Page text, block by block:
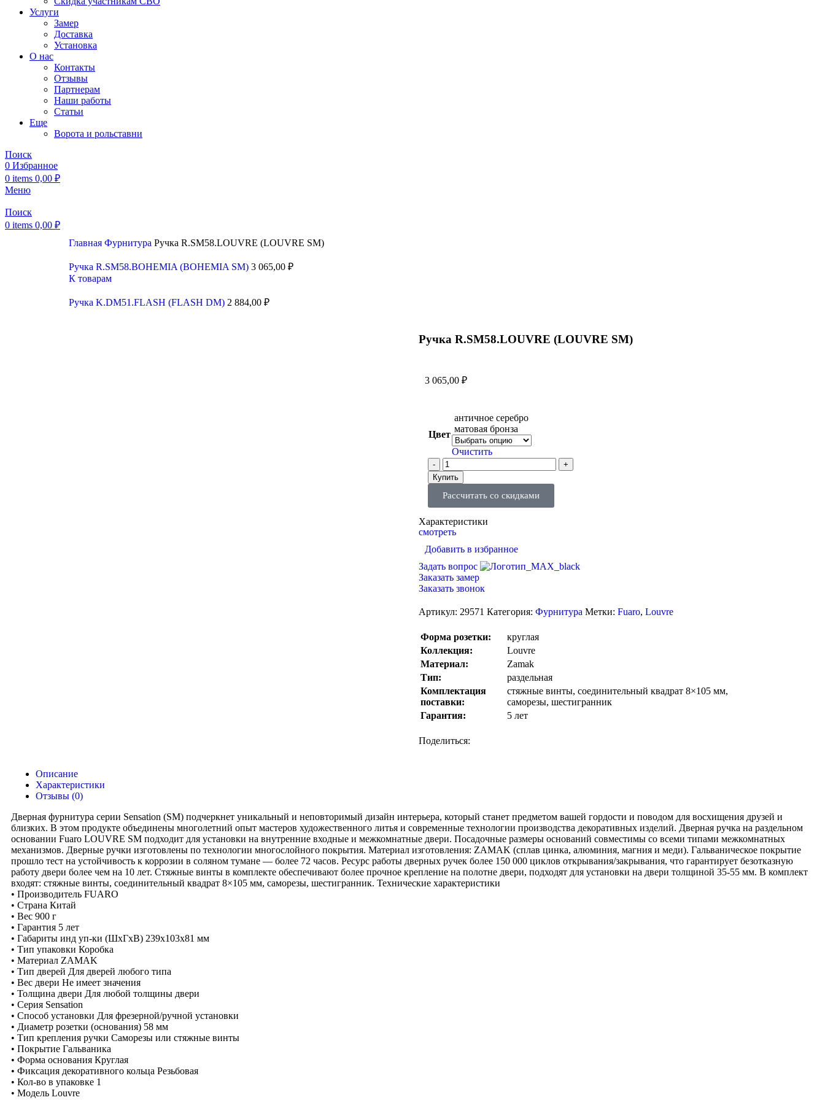
Услуги
Замер
Доставка
Установка
О нас
Контакты
Отзывы
Партнерам
Наши работы
Статьи
Еще
Ворота и рольставни
Поиск
0 Избранное
0 items 0,00 ₽
Меню
Поиск
0 items 0,00 ₽
Главная Фурнитура Ручка R.SM58.LOUVRE (LOUVRE SM)
Ручка R.SM58.BOHEMIA (BOHEMIA SM) 3 065,00 ₽
К товарам
Ручка K.DM51.FLASH (FLASH DM) 2 884,00 ₽
Ручка R.SM58.LOUVRE (LOUVRE SM)
3 065,00 ₽
Цвет
античное серебро
матовая бронза
Очистить
Купить
Рассчитать со скидками
Характеристики
смотреть
Добавить в избранное
Задать вопрос
Заказать замер
Заказать звонок
Артикул: 29571 Категория: Фурнитура Метки: Fuaro, Louvre
Форма розетки:
круглая
Коллекция:
Louvre
Материал:
Zamak
Тип:
раздельная
Комплектация
поставки:
стяжные винты, соединительный квадрат 8×105 мм,
саморезы, шестигранник
Гарантия:
5 лет
Поделиться:
Описание
Характеристики
Отзывы (0)
Дверная фурнитура серии Sensation (SM) подчеркнет уникальный и неповторимый дизайн интерьера, который станет предметом вашей гордости и поводом для восхищения друзей и
близких. В этом продукте объединены многолетний опыт мастеров художественного литья и современные технологии производства декоративных изделий. Дверная ручка на раздельном
основании Fuaro LOUVRE SM подходит для установки на внутренние входные и межкомнатные двери. Посадочные размеры оснований совместимы со всеми типами межкомнатных
механизмов. Дверные ручки изготовлены по технологии многослойного покрытия. Материал изготовления: ZAMAK (сплав цинка, алюминия, магния и меди). Гальваническое покрытие
прошло тест на устойчивость к коррозии в соляном тумане — более 72 часов. Ресурс работы дверных ручек более 150 000 циклов открывания/закрывания, что гарантирует безотказную
работу двери более чем на 10 лет. Стяжные винты в комплекте обеспечивают более прочное крепление на полотне двери, подходят для установки на двери толщиной 35-55 мм. В комплект
входят: стяжные винты, соединительный квадрат 8×105 мм, саморезы, шестигранник. Технические характеристики
• Производитель FUARO
• Страна Китай
• Вес 900 г
• Гарантия 5 лет
• Габариты инд уп-ки (ШхГхВ) 239x103x81 мм
• Тип упаковки Коробка
• Материал ZAMAK
• Тип дверей Для дверей любого типа
• Вес двери Не имеет значения
• Толщина двери Для любой толщины двери
• Серия Sensation
• Способ установки Для фрезерной/ручной установки
• Диаметр розетки (основания) 58 мм
• Тип крепления ручки Саморезы или стяжные винты
• Покрытие Гальваника
• Форма основания Круглая
• Фиксация декоративного кольца Резьбовая
• Кол-во в упаковке 1
• Модель Louvre